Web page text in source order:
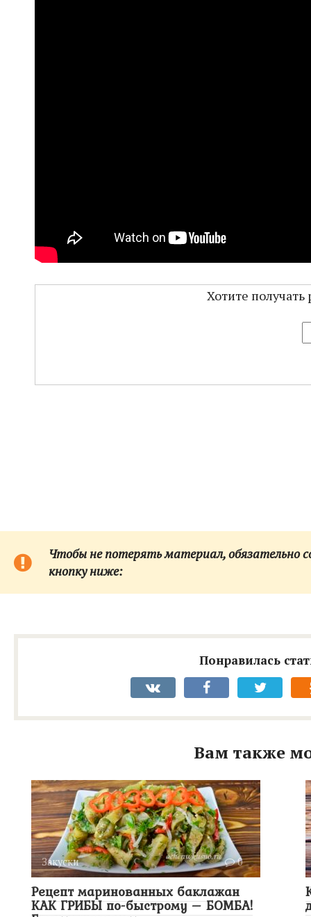
Хотите
Чтобы не потерять материал, обязательно
кнопку ниже:
Понравилась
Вам также
Закуски 0
Рецепт маринованных баклажан
КАК ГРИБЫ по-быстрому – БОМБА!